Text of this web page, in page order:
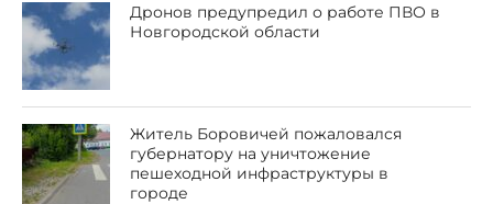
Дронов предупредил о работе ПВО в
Новгородской области
Житель Боровичей пожаловался
губернатору на уничтожение
пешеходной инфраструктуры в
городе